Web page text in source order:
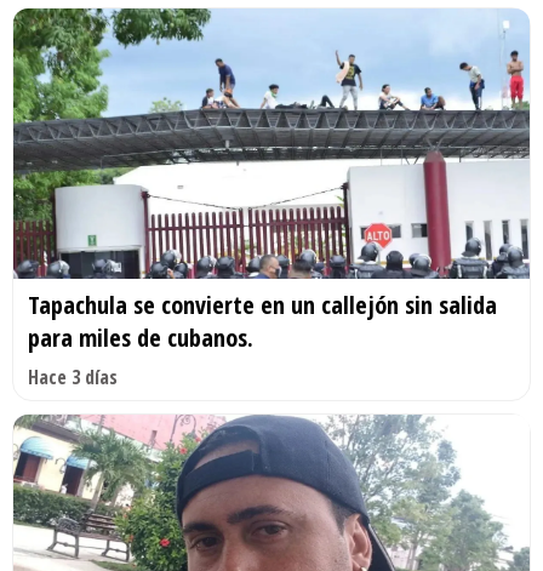
Tapachula se convierte en un callejón sin salida
para miles de cubanos.
Hace 3 días